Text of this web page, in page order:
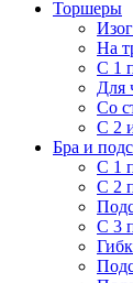
Торшеры
На
С 1
Для
Со
С 2
Бра и
С 1
С 2
С 3